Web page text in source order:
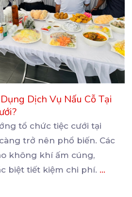
Dịch Vụ Nấu Cỗ Tại
tổ chức tiệc cưới tại
trở nên phổ biến. Các
không khí ấm cúng,
biệt tiết kiệm chi phí. ...